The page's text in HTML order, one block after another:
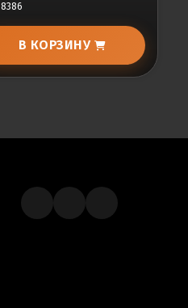
8386
В КОРЗИНУ